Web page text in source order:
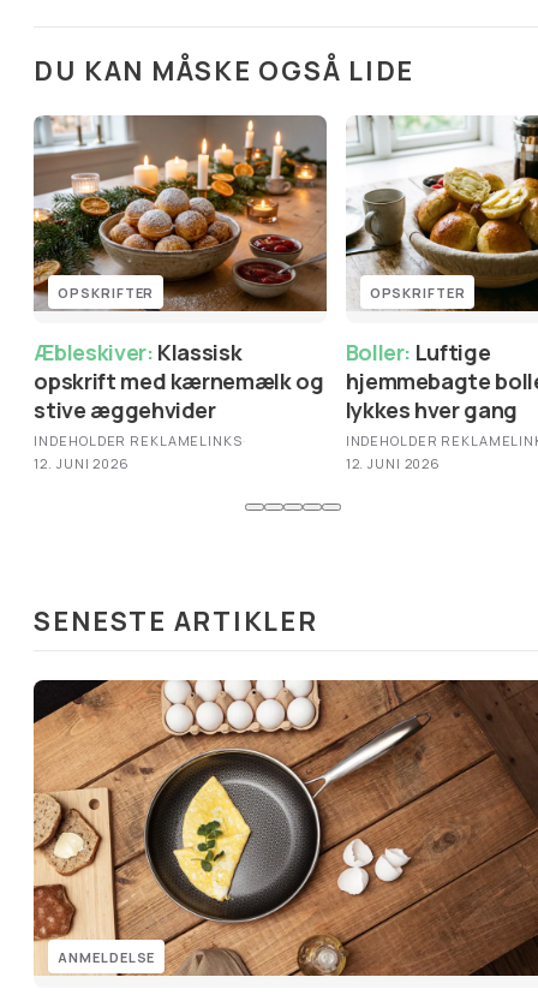
DU KAN MÅSKE OGSÅ LIDE
OPSKRIFTER
Æbleskiver:
opskrift med kærnemælk og
stive æggehvider
INDEHOLDER REKLAMELINKS·
12. JUNI 2026
OPSKRIFTER
Boller:
hjemmebagte
lykkes hver gang
INDEHOLDER
12. JUNI 2026
SENESTE ARTIKLER
ANMELDELSE